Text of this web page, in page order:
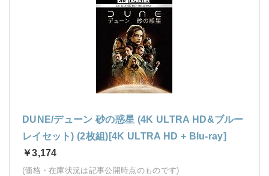
DUNE/デューン 砂の惑星 (4K ULTRA HD&ブルー
レイセット) (2枚組)[4K ULTRA HD + Blu-ray]
￥3,174
(価格・在庫状況は記事公開時点のものです)